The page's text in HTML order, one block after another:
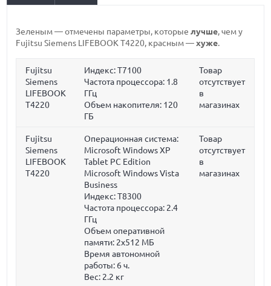
Зеленым— отмечены параметры, которыелучше, чем у
Fujitsu Siemens LIFEBOOK T4220, красным—хуже.
Fujitsu
Siemens
LIFEBOOK
T4220
Индекс: T7100
Частота процессора: 1.8
ГГц
Объем накопителя: 120
ГБ
Товар
отсутствует
в
магазинах
Fujitsu
Siemens
LIFEBOOK
T4220
Операционная система:
Microsoft Windows XP
Tablet PC Edition
Microsoft Windows Vista
Business
Индекс: T8300
Частота процессора: 2.4
ГГц
Объем оперативной
памяти: 2x512 МБ
Время автономной
работы: 6 ч.
Вес: 2.2 кг
Товар
отсутствует
в
магазинах